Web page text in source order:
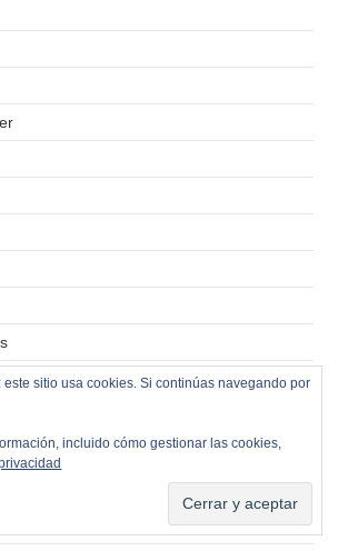
este sitio usa cookies. Si continúas navegando por
incluido cómo gestionar las cookies,